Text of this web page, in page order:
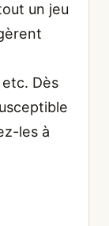
un jeu
etc. Dès
les à